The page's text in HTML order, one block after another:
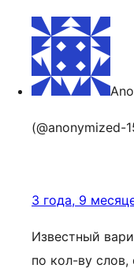
(@anonymized-
3 года, 9
Известный
по кол-ву слов,